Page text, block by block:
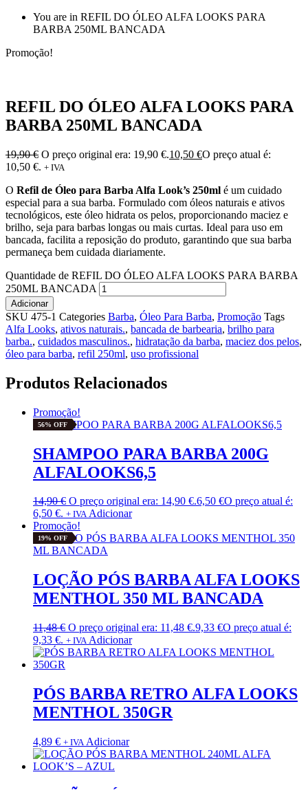
You are in REFIL DO ÓLEO ALFA LOOKS PARA
BARBA 250ML BANCADA
Promoção!
REFIL DO ÓLEO ALFA LOOKS PARA
BARBA 250ML BANCADA
19,90€ O preço original era: 19,90 €.10,50 €O preço atual é:
10,50 €. + IVA
O Refil de Óleo para Barba Alfa Look’s 250ml é um cuidado
especial para a sua barba. Formulado com óleos naturais e ativos
tecnológicos, este óleo hidrata os pelos, proporcionando maciez e
brilho, seja para barbas longas ou mais curtas. Ideal para uso em
bancada, facilita a reposição do produto, garantindo que sua barba
permaneça bem cuidada diariamente.
Quantidade de REFIL DO ÓLEO ALFA LOOKS PARA BARBA
250ML BANCADA
Adicionar
SKU 475-1 Categories Barba, Óleo Para Barba, Promoção Tags
Alfa Looks, ativos naturais., bancada de barbearia, brilho para
barba., cuidados masculinos., hidratação da barba, maciez dos pelos,
óleo para barba, refil 250ml, uso profissional
Produtos Relacionados
Promoção!
56% OFF
SHAMPOO PARA BARBA 200G
ALFALOOKS6,5
14,90€ O preço original era: 14,90 €.6,50 €O preço atual é:
6,50 €. + IVA Adicionar
Promoção!
19% OFF
LOÇÃO PÓS BARBA ALFA LOOKS
MENTHOL 350 ML BANCADA
11,48€ O preço original era: 11,48 €.9,33 €O preço atual é:
9,33 €. + IVA Adicionar
PÓS BARBA RETRO ALFA LOOKS
MENTHOL 350GR
4,89 € + IVA Adicionar